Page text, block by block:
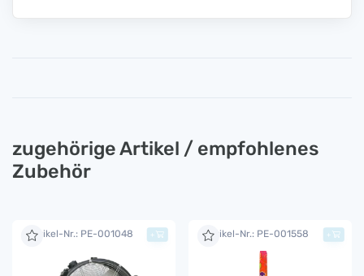
zugehörige Artikel / empfohlenes
Zubehör
Artikel-Nr.: PE-001048 + Artikel-Nr.: PE-001558 +